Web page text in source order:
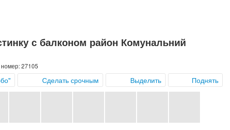
с балконом район Комунальний
номер: 27105
Сделать срочным Выделить Поднять